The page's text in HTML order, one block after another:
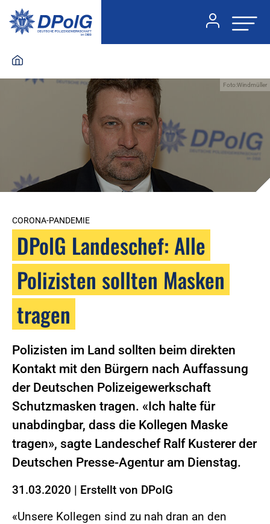
Foto:Windmüller
CORONA-PANDEMIE
DPolG Landeschef: Alle
Polizisten sollten Masken
tragen
Polizisten im Land sollten beim direkten
Kontakt mit den Bürgern nach Auffassung
der Deutschen Polizeigewerkschaft
Schutzmasken tragen. «Ich halte für
unabdingbar, dass die Kollegen Maske
tragen», sagte Landeschef Ralf Kusterer der
Deutschen Presse-Agentur am Dienstag.
31.03.2020 | Erstellt von DPolG
«Unsere Kollegen sind zu nah dran an den